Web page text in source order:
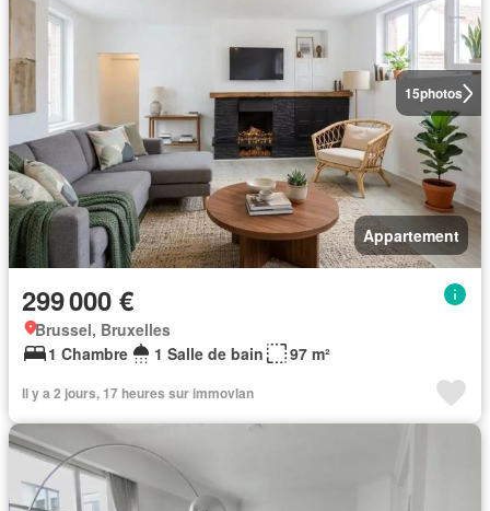
15photos
Appartement
299 000 €
Brussel, Bruxelles
1 Chambre
1 Salle de bain 97 m²
Il y a 2 jours, 17 heures sur immovlan